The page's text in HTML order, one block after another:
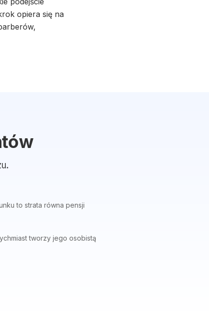
opiera się na
to strata równa pensji
tworzy jego osobistą